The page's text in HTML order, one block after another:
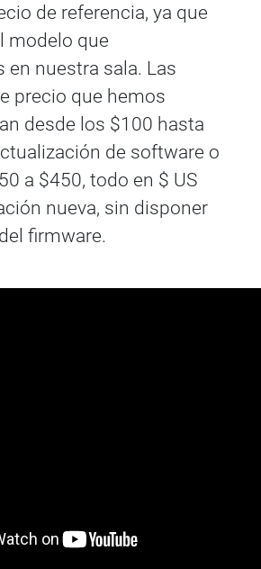
de referencia, ya que
modelo que
en nuestra sala. Las
precio que hemos
desde los $100 hasta
de software o
a $450, todo en $ US
nueva, sin disponer
firmware.